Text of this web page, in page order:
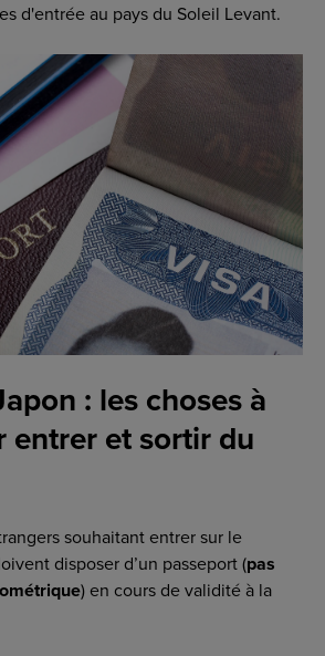
d'entrée au pays du Soleil Levant.
: les choses à
entrer et sortir du
souhaitant entrer sur le
disposer d’un passeport (pas
) en cours de validité à la